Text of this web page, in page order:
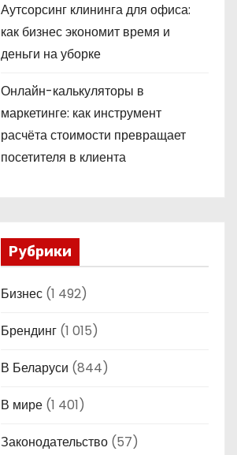
Аутсорсинг клининга для офиса:
как бизнес экономит время и
деньги на уборке
Онлайн-калькуляторы в
маркетинге: как инструмент
расчёта стоимости превращает
посетителя в клиента
Рубрики
Бизнес (1 492)
Брендинг (1 015)
В Беларуси (844)
В мире (1 401)
Законодательство (57)